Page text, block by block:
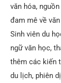
văn hóa,
đam mê về
Sinh viên du
ngữ văn học,
thêm các kiến
du lịch, phiên